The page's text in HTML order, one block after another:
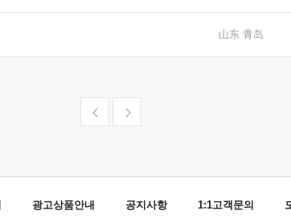
山东 青岛
광고상품안내 공지사항 1:1고객문의